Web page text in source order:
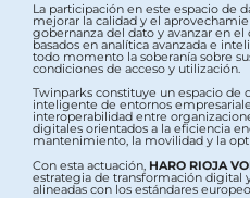
La participación en este espacio de
mejorar la calidad y el
gobernanza del dato y avanzar en el
basados en analítica avanzada e
todo momento la soberanía sobre
condiciones de acceso y utilización.
Twinparks constituye un espacio de
inteligente de entornos
interoperabilidad entre
digitales orientados a la eficiencia
mantenimiento, la movilidad y la
Con esta actuación, HARO RIOJA
estrategia de transformación digital
alineadas con los estándares